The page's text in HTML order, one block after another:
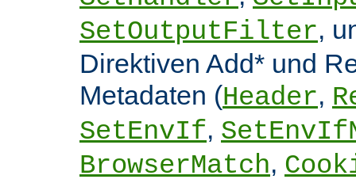
SetOutputFilter,
Direktiven Add* und
Metadaten (Header,
SetEnvIf,
BrowserMatch,